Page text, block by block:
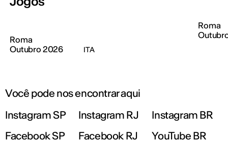
Roma
Outubro 2026
ITA
Roma
Você pode nos encontrar aqui
Instagram SP
Instagram RJ
Instagram BR
Facebook SP
Facebook RJ
YouTube BR